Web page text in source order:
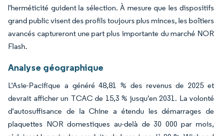
l'herméticité guident la sélection. À mesure que les dispositifs
grand public visent des profils toujours plus minces, les boîtiers
avancés captureront une part plus importante du marché NOR
Flash.
Analyse géographique
L'Asie-Pacifique a généré 48,81 % des revenus de 2025 et
devrait afficher un TCAC de 15,3 % jusqu'en 2031. La volonté
d'autosuffisance de la Chine a étendu les démarrages de
plaquettes NOR domestiques au-delà de 30 000 par mois,